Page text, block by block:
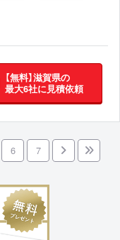
【無料】滋賀県の
最大6社に見積依頼
6 7